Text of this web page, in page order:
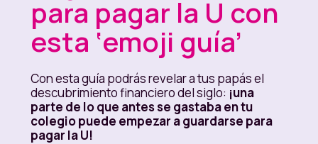
para pagar la U con
esta ‘emoji guía’
Con esta guía podrás revelar a tus papás el
descubrimiento financiero del siglo: ¡una
parte de lo que antes se gastaba en tu
colegio puede empezar a guardarse para
pagar la U!